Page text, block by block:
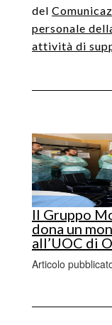
del
personale
attività di
Il Gruppo
dona un
all’UOC di
Articolo